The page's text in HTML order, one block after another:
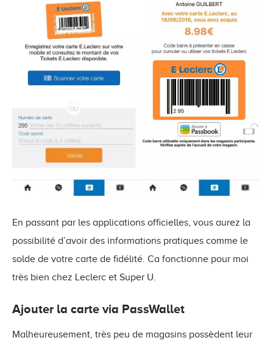
En passant par les applications officielles, vous aurez la
possibilité d’avoir des informations pratiques comme le
solde de votre carte de fidélité. Ca fonctionne pour moi
très bien chez Leclerc et Super U.
Ajouter la carte via PassWallet
Malheureusement, très peu de magasins possèdent leur